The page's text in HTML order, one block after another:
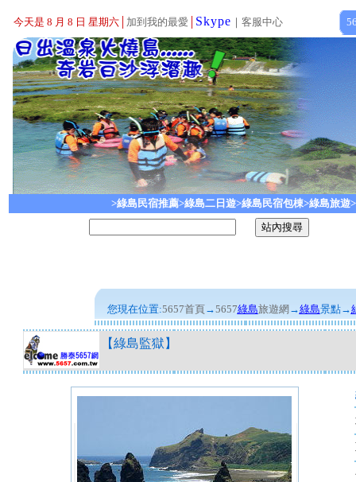
今天是 8 月 8 日 星期六 加到我的最愛 Skype ｜ 客服中心
>綠島民宿推薦>綠島二日遊>綠島民宿包棟>綠島旅遊
您現在位置:5657首頁→5657綠島旅遊網 →綠島景點→
【綠島監獄】